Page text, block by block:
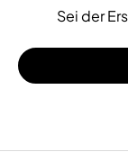
Sei der